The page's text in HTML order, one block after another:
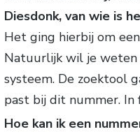
Diesdonk, van wie is
Het ging hierbij om
Natuurlijk wil je weten
systeem. De zoektool
past bij dit nummer. In
Hoe kan ik een